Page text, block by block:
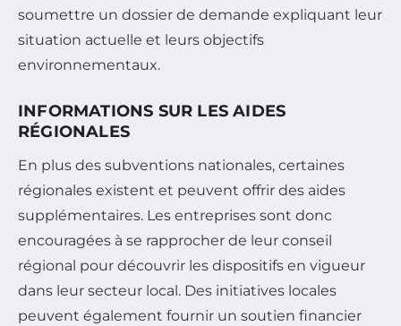
soumettre un dossier de demande expliquant leur
situation actuelle et leurs objectifs
environnementaux.
INFORMATIONS SUR LES AIDES
RÉGIONALES
En plus des subventions nationales, certaines
régionales existent et peuvent offrir des aides
supplémentaires. Les entreprises sont donc
encouragées à se rapprocher de leur conseil
régional pour découvrir les dispositifs en vigueur
dans leur secteur local. Des initiatives locales
peuvent également fournir un soutien financier